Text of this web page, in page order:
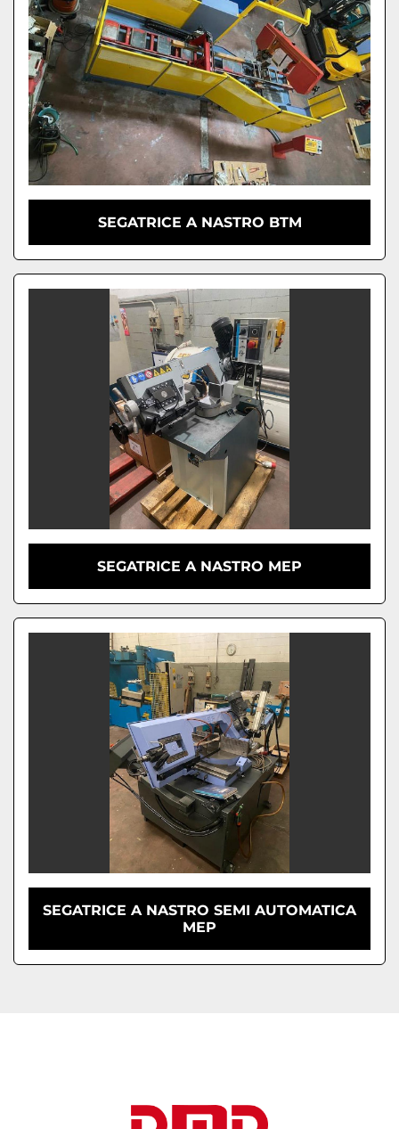
SEGATRICE A NASTRO BTM
SEGATRICE A NASTRO MEP
SEGATRICE A NASTRO SEMI AUTOMATICA
MEP